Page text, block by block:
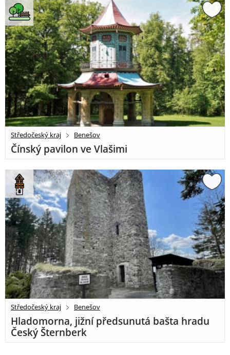
Středočeský kraj Benešov
Čínský pavilon ve Vlašimi
Středočeský kraj Benešov
Hladomorna, jižní předsunutá bašta hradu
Český Šternberk